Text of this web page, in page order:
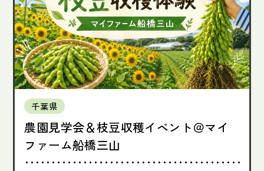
千葉県
農園見学会＆枝豆収穫イベント＠マイ
ファーム船橋三山